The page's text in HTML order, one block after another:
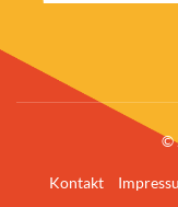
©
Kontakt